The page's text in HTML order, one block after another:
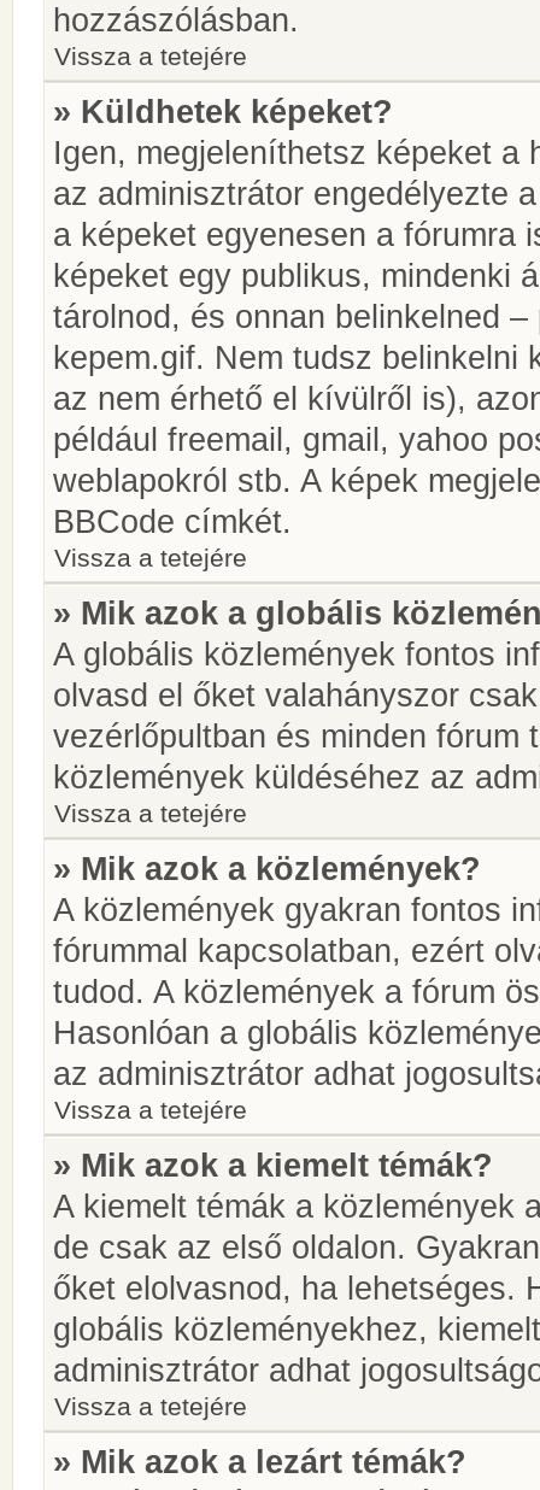
hozzászólásban.
Vissza a tetejére
» Küldhetek képeket?
Igen, megjeleníthetsz képeket a
az adminisztrátor engedélyezte
a képeket egyenesen a fórumra
képeket egy publikus, mindenki
tárolnod, és onnan belinkelned
kepem.gif. Nem tudsz belinkelni
az nem érhető el kívülről is),
például freemail, gmail, yahoo
weblapokról stb. A képek
BBCode címkét.
Vissza a tetejére
» Mik azok a globális
A globális közlemények fontos
olvasd el őket valahányszor
vezérlőpultban és minden fórum
közlemények küldéséhez az
Vissza a tetejére
» Mik azok a közlemények?
A közlemények gyakran fontos
fórummal kapcsolatban, ezért
tudod. A közlemények a fórum
Hasonlóan a globális
az adminisztrátor adhat
Vissza a tetejére
» Mik azok a kiemelt témák?
A kiemelt témák a közlemények
de csak az első oldalon.
őket elolvasnod, ha lehetséges.
globális közleményekhez,
adminisztrátor adhat
Vissza a tetejére
» Mik azok a lezárt témák?